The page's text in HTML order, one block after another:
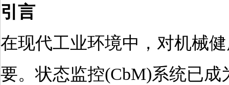
引言
在现代工业环境中，对机械
要。状态监控(CbM)系统已